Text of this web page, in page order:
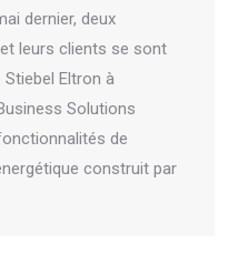
dernier, deux
leurs clients se sont
Stiebel Eltron à
Solutions
de
construit par